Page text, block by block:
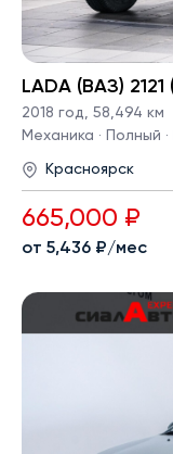
LADA (ВАЗ) 2121
2018 год, 58,494 км
Механика · Полный ·
Красноярск
665,000 ₽
от 5,436 ₽/мес